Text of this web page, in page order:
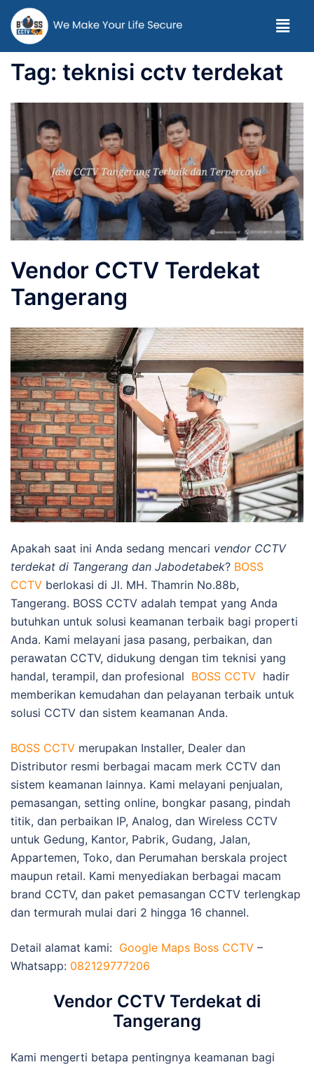
Tag: teknisi cctv terdekat
Vendor CCTV Terdekat
Tangerang
Apakah saat ini Anda sedang mencari vendor CCTV
terdekat di Tangerang dan Jabodetabek? BOSS
CCTV berlokasi di Jl. MH. Thamrin No.88b,
Tangerang. BOSS CCTV adalah tempat yang Anda
butuhkan untuk solusi keamanan terbaik bagi properti
Anda. Kami melayani jasa pasang, perbaikan, dan
perawatan CCTV, didukung dengan tim teknisi yang
handal, terampil, dan profesional BOSS CCTV hadir
memberikan kemudahan dan pelayanan terbaik untuk
solusi CCTV dan sistem keamanan Anda.
BOSS CCTV merupakan Installer, Dealer dan
Distributor resmi berbagai macam merk CCTV dan
sistem keamanan lainnya. Kami melayani penjualan,
pemasangan, setting online, bongkar pasang, pindah
titik, dan perbaikan IP, Analog, dan Wireless CCTV
untuk Gedung, Kantor, Pabrik, Gudang, Jalan,
Appartemen, Toko, dan Perumahan berskala project
maupun retail. Kami menyediakan berbagai macam
brand CCTV, dan paket pemasangan CCTV terlengkap
dan termurah mulai dari 2 hingga 16 channel.
Detail alamat kami: Google Maps Boss CCTV –
Whatsapp: 082129777206
Vendor CCTV Terdekat di
Tangerang
Kami mengerti betapa pentingnya keamanan bagi